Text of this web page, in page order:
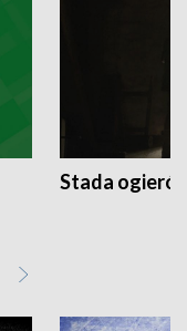
Stada